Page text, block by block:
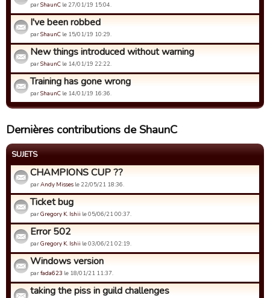
parShaunC le 27/01/19 15:04.
I've been robbed
parShaunC le 15/01/19 10:29.
New things introduced without warning
parShaunC le 14/01/19 22:22.
Training has gone wrong
parShaunC le 14/01/19 16:36.
Dernières contributions de ShaunC
SUJETS
CHAMPIONS CUP ??
parAndy Misses le 22/05/21 18:36.
Ticket bug
parGregory K. Ishii le 05/06/21 00:37.
Error 502
parGregory K. Ishii le 03/06/21 02:19.
Windows version
parfada623 le 18/01/21 11:37.
taking the piss in guild challenges